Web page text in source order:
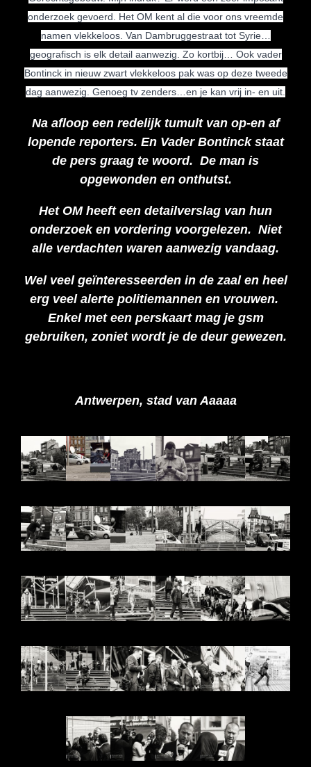
onderzoek gevoerd. Het OM kent al die voor ons vreemde
namen vlekkeloos. Van Dambruggestraat tot Syrie…
geografisch is elk detail aanwezig. Zo kortbij… Ook vader
Bontinck in nieuw zwart vlekkeloos pak was op deze tweede
dag aanwezig. Genoeg tv zenders…en je kan vrij in- en uit.
Na afloop een redelijk tumult van op-en af
lopende reporters. En Vader Bontinck staat
de pers graag te woord. De man is
opgewonden en onthutst.
Het OM heeft een detailverslag van hun
onderzoek en vordering voorgelezen. Niet
alle verdachten waren aanwezig vandaag.
Wel veel geïnteresseerden in de zaal en heel
erg veel alerte politiemannen en vrouwen.
Enkel met een perskaart mag je gsm
gebruiken, zoniet wordt je de deur gewezen.
Antwerpen, stad van Aaaaa